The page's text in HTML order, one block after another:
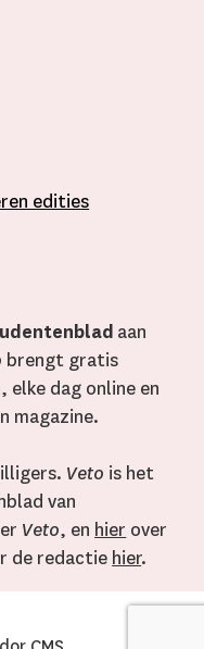
edities
aan
brengt gratis
elke dag online en
magazine.
Veto is het
van
Veto, en hier over
de redactie hier.